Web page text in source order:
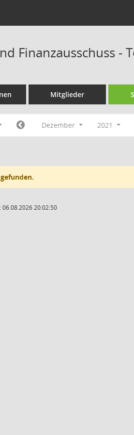
Finanzausschuss -
Mitglieder
Dezember 2021
20:02:50